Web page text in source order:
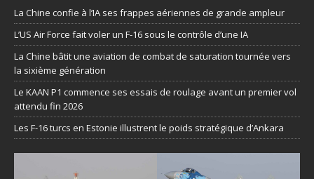
La Chine confie à l’IA ses frappes aériennes de grande ampleur
L’US Air Force fait voler un F-16 sous le contrôle d’une IA
La Chine bâtit une aviation de combat de saturation tournée vers
la sixième génération
Le KAAN P1 commence ses essais de roulage avant un premier vol
attendu fin 2026
Les F-16 turcs en Estonie illustrent le poids stratégique d’Ankara